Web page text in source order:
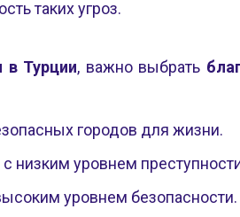
таких угроз.
в Турции, важно выбрать
городов для жизни.
низким уровнем
уровнем безопасности.